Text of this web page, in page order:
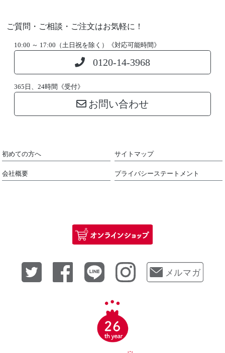
ご質問・ご相談・ご注文はお気軽に！
10:00 ～ 17:00（土日祝を除く）《対応可能時間》
0120-14-3968
365日、24時間《受付》
お問い合わせ
初めての方へ サイトマップ
会社概要 プライバシーステートメント